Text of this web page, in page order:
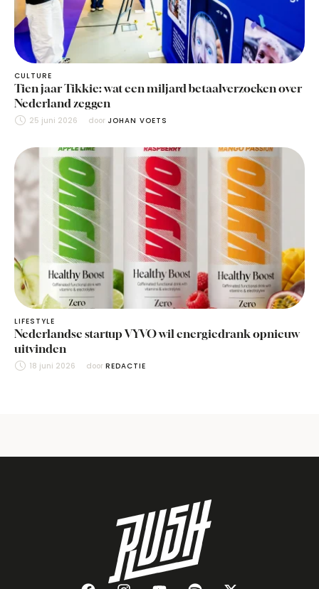
CULTURE
Tien jaar Tikkie: wat een miljard betaalverzoeken over
Nederland zeggen
25 juni 2026 door JOHAN VOETS
LIFESTYLE
Nederlandse startup VYVO wil energiedrank opnieuw
uitvinden
18 juni 2026 door REDACTIE